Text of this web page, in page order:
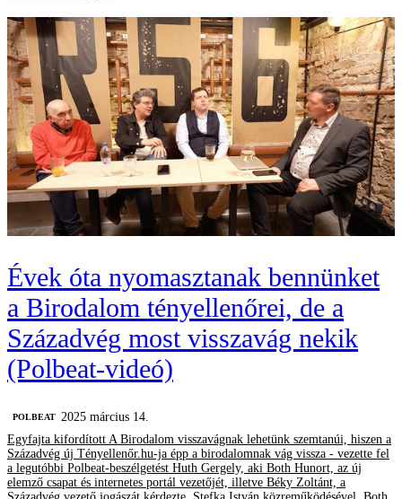
Évek óta nyomasztanak bennünket
a Birodalom tényellenőrei, de a
Századvég most visszavág nekik
(Polbeat-videó)
‎POLBEAT
2025 március 14.
Egyfajta kifordított A Birodalom visszavágnak lehetünk szemtanúi, hiszen a
Századvég új Tényellenőr.hu-ja épp a birodalomnak vág vissza - vezette fel
a legutóbbi Polbeat-beszélgetést Huth Gergely, aki Both Hunort, az új
elemző csapat és internetes portál vezetőjét, illetve Béky Zoltánt, a